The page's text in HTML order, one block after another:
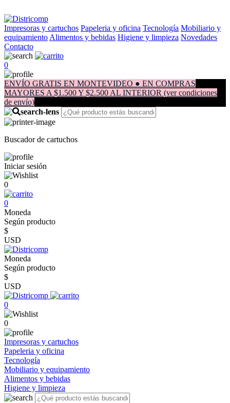
Impresoras y cartuchos Papeleria y oficina Tecnología Mobiliario y
equipamiento Alimentos y bebidas Higiene y limpieza Novedades
Contacto
0
ENVÍO GRATIS EN MONTEVIDEO ● EN COMPRAS
MAYORES A $1.500 Y $2.500 AL INTERIOR (ver condiciones
de envío)
Buscador de cartuchos
Iniciar sesión
0
0
Moneda
Según producto
$
USD
Moneda
Según producto
$
USD
0
0
Impresoras y cartuchos
Papeleria y oficina
Tecnología
Mobiliario y equipamiento
Alimentos y bebidas
Higiene y limpieza